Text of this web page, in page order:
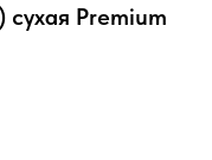
Premium